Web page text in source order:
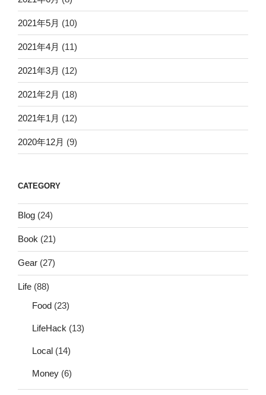
2021年5月 (10)
2021年4月 (11)
2021年3月 (12)
2021年2月 (18)
2021年1月 (12)
2020年12月 (9)
CATEGORY
Blog (24)
Book (21)
Gear (27)
Life (88)
Food (23)
LifeHack (13)
Local (14)
Money (6)